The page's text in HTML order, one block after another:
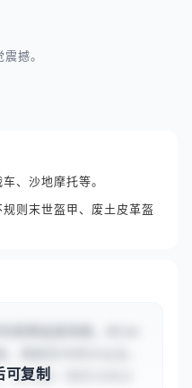
撼。
、沙地摩托等。
则末世盔甲、废土皮革盔
预示着一场巨大的沙
可复制